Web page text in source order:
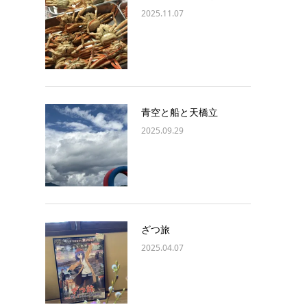
2025.11.07
青空と船と天橋立
2025.09.29
ざつ旅
2025.04.07